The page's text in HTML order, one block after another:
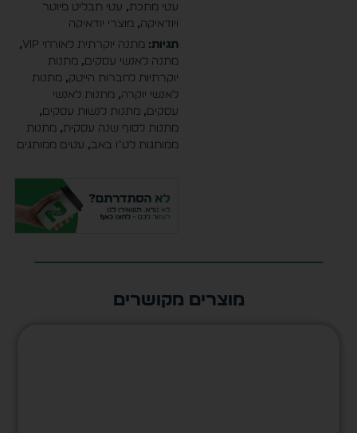
עטי מתכת, עטי תבליט פיוטר
ויודאיקה, מוצרי יודאיקה
תגיות: מתנה יוקרתית לאורחי VIP
,
מתנה לאנשי עסקים, מתנות
יוקרתיות לחברות הייטק, מתנות
לאנשי יוקרה, מתנות לאנשי
עסקים, מתנות לנשות עסקים,
מתנות לסוף שנה עסקית, מתנות
ממותגות לט"ו באב, עטים ממותגים
מוצרים מקושרים